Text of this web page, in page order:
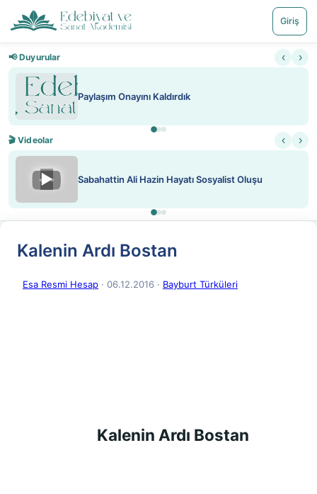
Giriş
📢 Duyurular ‹ ›
Paylaşım Onayını Kaldırdık
🎬 Videolar ‹ ›
▶ Sabahattin Ali Hazin Hayatı Sosyalist Oluşu
Kalenin Ardı Bostan
Esa Resmi Hesap · 06.12.2016 · Bayburt Türküleri
Kalenin Ardı Bostan